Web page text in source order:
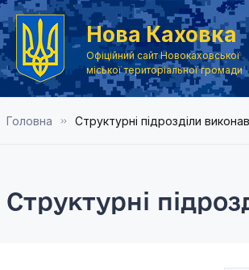
Нова Каховка
Офіційний сайт Новокаховської
міської територіальної громади
Головна Структурні підрозділи
Структурні